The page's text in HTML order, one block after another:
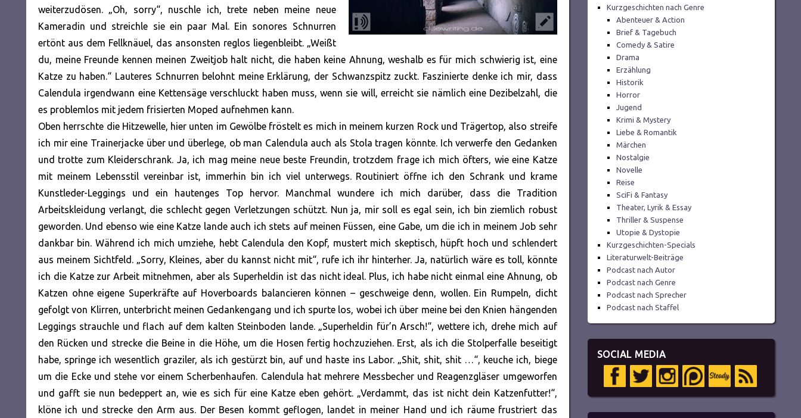
weiterzudösen. „Oh, sorry“, nuschle ich, trete neben meine neue
Kameradin und streichle sie ein paar Mal. Ein sonores Schnurren
ertönt aus dem Fellknäuel, das ansonsten reglos liegenbleibt. „Weißt
du, meineFreunde kennen meinen Zweitjob halt nicht, die haben keine Ahnung, weshalb es für mich schwierig ist, eine
Katze zu haben.“ Lauteres Schnurren belohnt meine Erklärung, der Schwanzspitz zuckt. Faszinierte denke ich mir, dass
Calendula irgendwann eine Kettensäge verschluckt haben muss, wenn sie will, erreicht sie nämlich eine Dezibelzahl, die
es problemlos mit jedem frisierten Moped aufnehmen kann.
Oben herrschte die Hitzewelle, hier unten im Gewölbe fröstelt es mich in meinem kurzen Rock und Trägertop, also streife
ich mir eine Trainerjacke über und überlege, ob man Calendula auch als Stola tragen könnte. Ich verwerfe den Gedanken
und trotte zum Kleiderschrank. Ja, ich mag meine neue beste Freundin, trotzdem frage ich mich öfters, wie eine Katze
mit meinem Lebensstil vereinbar ist, immerhin bin ich viel unterwegs. Routiniert öffne ich den Schrank und krame
Kunstleder-Leggings und ein hautenges Top hervor. Manchmal wundere ich mich darüber, dass die Tradition
Arbeitskleidung verlangt, die schlecht gegen Verletzungen schützt. Nun ja, mir soll es egal sein, ich bin ziemlich robust
geworden. Und ebenso wie eine Katze lande auch ich stets auf meinen Füssen, eine Gabe, um die ich in meinem Job sehr
dankbar bin. Während ich mich umziehe, hebt Calendula den Kopf, mustert mich skeptisch, hüpft hoch und schlendert
aus meinem Sichtfeld. „Sorry, Kleines, aber du kannst nicht mit“, rufe ich ihr hinterher. Ja, natürlich wäre es toll, könnte
ich die Katze zur Arbeit mitnehmen, aber als Superheldin ist das nicht ideal. Plus, ich habe nicht einmal eine Ahnung, ob
Katzen ohne eigene Superkräfte auf Hoverboards balancieren können – geschweige denn, wollen. Ein Rumpeln, dicht
gefolgt von Klirren, unterbricht meinen Gedankengang und ich spurte los, wobei ich über meine bei den Knien hängenden
Leggings strauchle und flach auf dem kalten Steinboden lande. „Superheldin für’n Arsch!“, wettere ich, drehe mich auf
den Rücken und strecke die Beine in die Höhe, um die Hosen fertig hochzuziehen. Erst, als ich die Stolperfalle beseitigt
habe, springe ich wesentlich graziler, als ich gestürzt bin, auf und haste ins Labor. „Shit, shit, shit …“, keuche ich, biege
um die Ecke und stehe vor einem Scherbenhaufen. Calendula hat mehrere Messbecher und Reagenzgläser umgeworfen
und gafft sie nun bedeppert an, wie es sich für eine Katze eben gehört. „Verdammt, das ist nicht dein Katzenfutter!“,
klöne ich und strecke den Arm aus. Der Besen kommt geflogen, landet in meiner Hand und ich räume frustriert das
Kurzgeschichten nach Genre
Abenteuer & Action
Brief & Tagebuch
Comedy & Satire
Drama
Erzählung
Historik
Horror
Jugend
Krimi & Mystery
Liebe & Romantik
Märchen
Nostalgie
Novelle
Reise
SciFi & Fantasy
Theater, Lyrik & Essay
Thriller & Suspense
Utopie & Dystopie
Kurzgeschichten-Specials
Literaturwelt-Beiträge
Podcast nach Autor
Podcast nach Genre
Podcast nach Sprecher
Podcast nach Staffel
SOCIAL MEDIA